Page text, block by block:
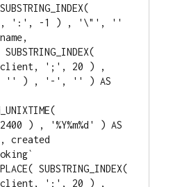
, ':', -1 ) , '\"', ''
client, ';', 20 ) ,
) , '-', '' ) AS
) , '%Y%m%d' ) AS
created
SUBSTRING_INDEX(
client, ';', 20 ) ,